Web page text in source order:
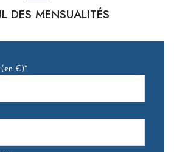
DES MENSUALITÉS
€)*